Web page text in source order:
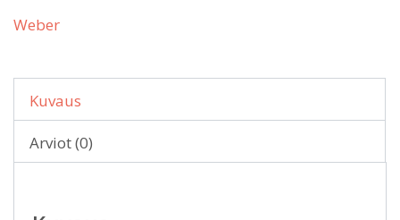
Weber
Kuvaus
Arviot (0)